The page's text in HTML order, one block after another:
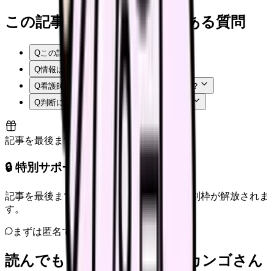
この記事を読む前後によくある質問
Qこの記事では何を確認できますか？
Q情報はいつ時点のものですか？
Q看護師はまず何から確認すればよいですか？
Q判断に迷う場合はどうすればよいですか？
記事を最後まで読むと解放
🔒 特別サポート枠（未開放）
記事を最後まで読むと、転職サポートの特別枠が解放されま
す。
まずは匿名で整理
読んでもまだ苦しいなら、カンゴさん